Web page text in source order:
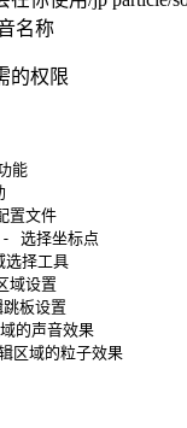
名称
的权限
能
文件
择坐标点
择工具
设置
板设置
声音效果
域的粒子效果